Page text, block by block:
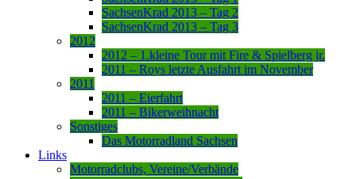
SachsenKrad 2013 – Tag 2
SachsenKrad 2013 – Tag 3
2012
2012 – 1.kleine Tour mit Fire & Spielberg jr.
2011 – Roys letzte Ausfahrt im November
2011
2011 – Eierfahrt
2011 – Bikerweihnacht
Sonstiges
Das Motorradland Sachsen
Links
Motorradclubs, Vereine/Verbände